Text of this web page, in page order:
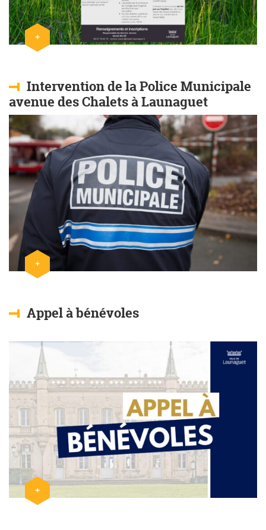
+ Lire l'article
Intervention de la Police Municipale
avenue des Chalets à Launaguet
+ Lire l'article
Appel à bénévoles
+